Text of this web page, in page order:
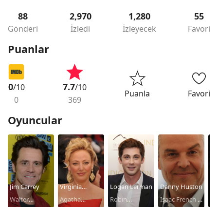
88
Gönderi
2,970
İzledi
1,280
İzleyecek
55
Favori
Puanlar
0/10
0
7.7/10
369
Puanla Favori
Oyuncular
Jim Carrey
Walter
Virginia
Madsen
Agatha
Logan Lerman
Robin
Danny Huston
Isaac French /